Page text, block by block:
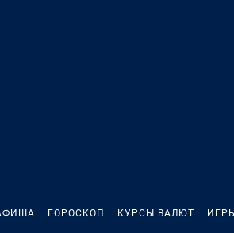
ГОРОСКОП КУРСЫ ВАЛЮТ